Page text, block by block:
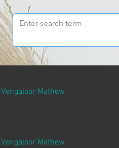
Vengaloor Mathew
Vengaloor Mathew